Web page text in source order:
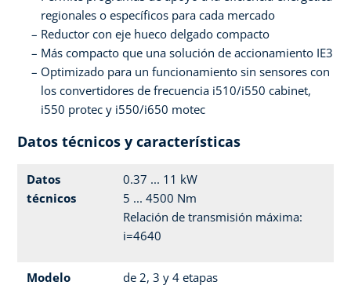
regionales o específicos para cada mercado
Reductor con eje hueco delgado compacto
Más compacto que una solución de accionamiento IE3
Optimizado para un funcionamiento sin sensores con
los convertidores de frecuencia i510/i550 cabinet,
i550 protec y i550/i650 motec
Datos técnicos y características
Datos
técnicos
0.37 ... 11 kW
5 ... 4500 Nm
Relación de transmisión máxima:
i=4640
Modelo de 2, 3 y 4 etapas